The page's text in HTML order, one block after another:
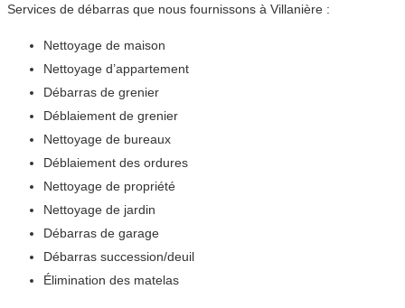
Services de débarras que nous fournissons à Villanière :
Nettoyage de maison
Nettoyage d’appartement
Débarras de grenier
Déblaiement de grenier
Nettoyage de bureaux
Déblaiement des ordures
Nettoyage de propriété
Nettoyage de jardin
Débarras de garage
Débarras succession/deuil
Élimination des matelas